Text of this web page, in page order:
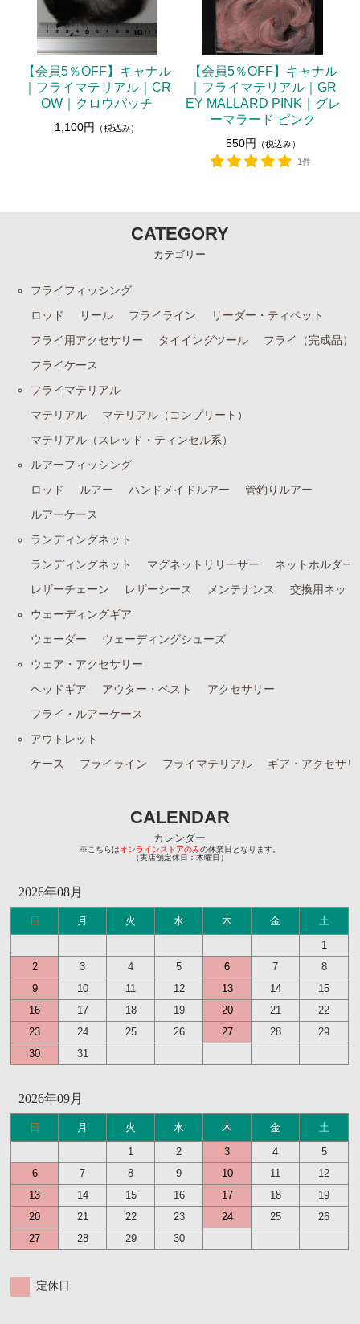
【会員5％OFF】キャナル
｜フライマテリアル｜CR
OW｜クロウパッチ
1,100円 （税込み）
【会員5％OFF】キャナル
｜フライマテリアル｜GR
EY MALLARD PINK｜グレ
ーマラード ピンク
550円
（税込み）
1件
CATEGORY
カテゴリー
フライフィッシング
ロッド
リール フライライン
リーダー・ティペット
フライ用アクセサリー
タイイングツール
フライ（完成品）
フライケース
フライマテリアル
マテリアル
マテリアル（コンプリート）
マテリアル（スレッド・ティンセル系）
ルアーフィッシング
ロッド
ルアー ハンドメイドルアー
管釣りルアー
ルアーケース
ランディングネット
ランディングネット
マグネットリリーサー
ネットホルダー
レザーチェーン
レザーシース メンテナンス
交換用ネット
ウェーディングギア
ウェーダー
ウェーディングシューズ
ウェア・アクセサリー
ヘッドギア
アウター・ベスト
アクセサリー
フライ・ルアーケース
アウトレット
ケース
フライライン フライマテリアル ギア・アクセサ
CALENDAR
カレンダー
※こちらはオンラインストアのみの休業日となります。
（実店舗定休日：木曜日）
2026年08月
日 月 火 水 木 金
土
1
2
3 4 5 6 7
8
9
10 11 12 13 14
15
16
17 18 19 20 21
22
23
24 25 26 27 28
29
30
31
2026年09月
日 月 火 水 木 金
土
1
2 3 4
5
6
7 8 9 10 11
12
13
14 15 16 17 18
19
20
21 22 23 24 25
26
27
28 29 30
定休日